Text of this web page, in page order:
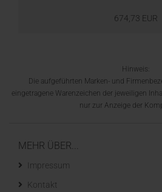
674,73 EUR
Hinweis:
Die aufgeführten Marken- und
eingetragene Warenzeichen der jeweiligen
nur zur Anzeige der
MEHR ÜBER...
Impressum
Kontakt